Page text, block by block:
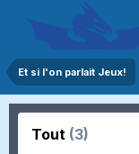
Et si l'on parlait Jeux!
Tout (3)